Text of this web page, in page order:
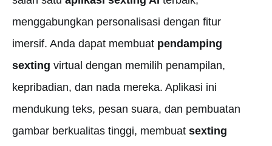
menggabungkan personalisasi dengan fitur
imersif. Anda dapat membuat pendamping
sexting virtual dengan memilih penampilan,
kepribadian, dan nada mereka. Aplikasi ini
mendukung teks, pesan suara, dan pembuatan
gambar berkualitas tinggi, membuat sexting